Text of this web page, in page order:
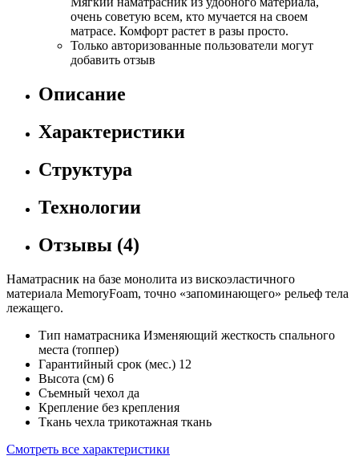
очень советую всем, кто мучается на своем
матрасе. Комфорт растет в разы просто.
Только авторизованные пользователи могут
добавить отзыв
Описание
Характеристики
Структура
Технологии
Отзывы (4)
Наматрасник на базе монолита из вискоэластичного
материала MemoryFoam, точно «запоминающего» рельеф тела
лежащего.
Тип наматрасника Изменяющий жесткость спального
места (топпер)
Гарантийный срок (мес.) 12
Высота (см) 6
Съемный чехол да
Крепление без крепления
Ткань чехла трикотажная ткань
Смотреть все характеристики